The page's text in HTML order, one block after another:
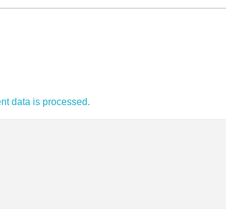
data is processed.